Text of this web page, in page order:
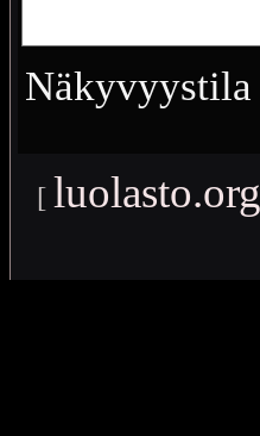
Näkyvyystila
[ luolasto.org